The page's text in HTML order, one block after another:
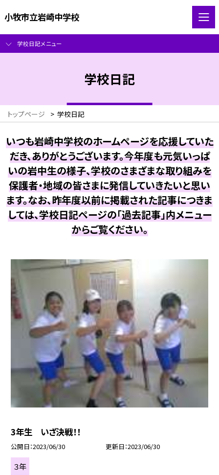
小牧市立岩崎中学校
学校日記メニュー
学校日記
トップページ > 学校日記
いつも岩崎中学校のホームページを応援していた
だき、ありがとうございます。今年度も元気いっぱ
いの岩中生の様子、学校のさまざまな取り組みを
保護者・地域の皆さまに発信していきたいと思い
ます。なお、昨年度以前に掲載された記事につきま
しては、学校日記ページの「過去記事」内メニュー
からご覧ください。
3年生 いざ決戦！！
公開日 2023/06/30 更新日 2023/06/30
３年